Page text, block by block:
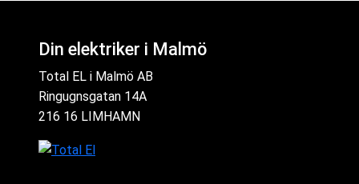
Din elektriker i Malmö
Total EL i Malmö AB
Ringugnsgatan 14A
216 16 LIMHAMN